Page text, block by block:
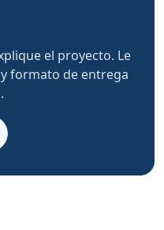
el proyecto. Le
formato de entrega